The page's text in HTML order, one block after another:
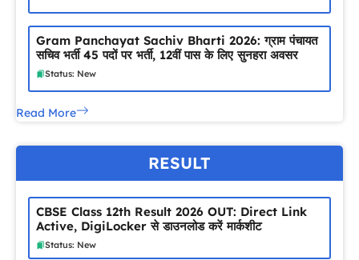
Gram Panchayat Sachiv Bharti 2026: ग्राम पंचायत
सचिव भर्ती 45 पदों पर भर्ती, 12वीं पास के लिए सुनहरा अवसर
Status: New
Read More
RESULT
CBSE Class 12th Result 2026 OUT: Direct Link
Active, DigiLocker से डाउनलोड करें मार्कशीट
Status: New